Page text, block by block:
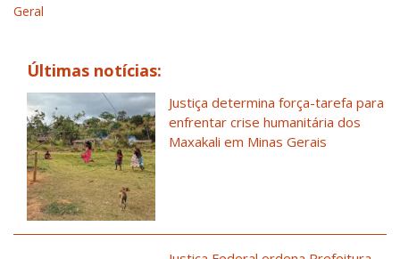
Geral
Últimas notícias:
Justiça determina força-tarefa para
enfrentar crise humanitária dos
Maxakali em Minas Gerais